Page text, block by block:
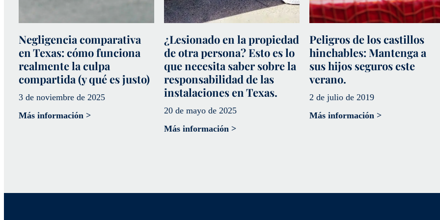
Negligencia comparativa
en Texas: cómo funciona
realmente la culpa
compartida (y qué es justo)
3 de noviembre de 2025
Más información >
¿Lesionado en la propiedad
de otra persona? Esto es lo
que necesita saber sobre la
responsabilidad de las
instalaciones en Texas.
20 de mayo de 2025
Más información >
Peligros de los castillos
hinchables: Mantenga a
sus hijos seguros este
verano.
2 de julio de 2019
Más información >